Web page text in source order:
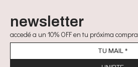
newsletter
accedé a un 10% OFF en tu próxima compra